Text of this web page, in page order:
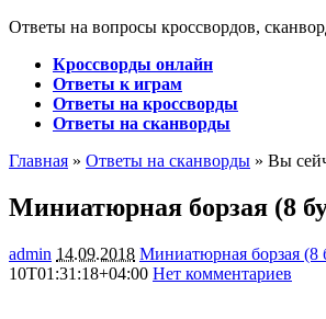
Ответы на вопросы кроссвордов,
Кроссворды онлайн
Ответы к играм
Ответы на кроссворды
Ответы на сканворды
Главная » Ответы на сканворды » Вы
Миниатюрная борзая (8
admin 14.09.2018 Миниатюрная борзая (8
10T01:31:18+04:00 Нет комментариев